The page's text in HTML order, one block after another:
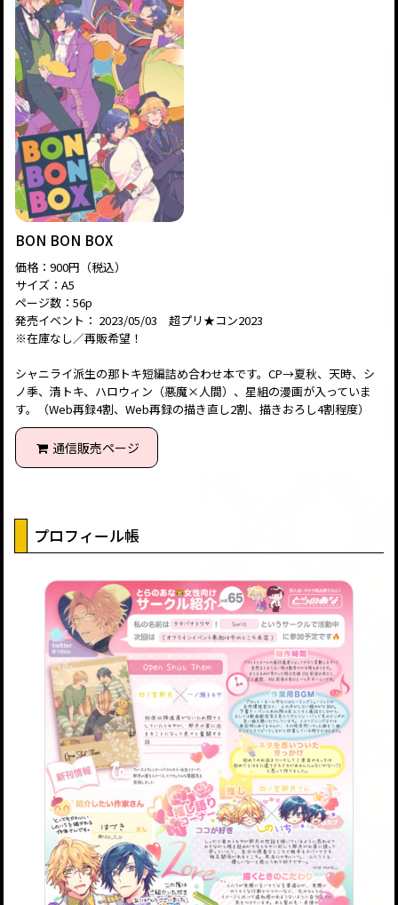
BON BON BOX
価格：900円（税込）
サイズ：A5
ページ数：56p
発売イベント： 2023/05/03 超プリ★コン2023
※在庫なし／再販希望！
シャニライ派生の那トキ短編詰め合わせ本です。CP→夏秋、天時、シ
ノ季、清トキ、ハロウィン（悪魔×人間）、星組の漫画が入っていま
す。（Web再録4割、Web再録の描き直し2割、描きおろし4割程度）
通信販売ページ
プロフィール帳